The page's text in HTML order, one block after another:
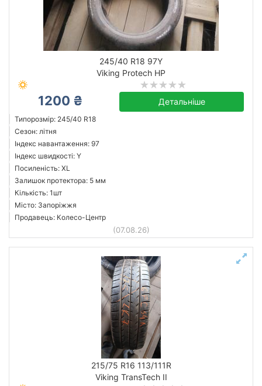
245/40 R18 97Y
Viking Protech HP
1200 ₴ Детальніше
Типорозмір: 245/40 R18
Сезон: літня
Індекс навантаження: 97
Індекс швидкості: Y
Посиленість: XL
Залишок протектора: 5 мм
Кількість: 1шт
Місто: Запоріжжя
Продавець: Колесо-Центр
(07.08.26)
215/75 R16 113/111R
Viking TransTech II